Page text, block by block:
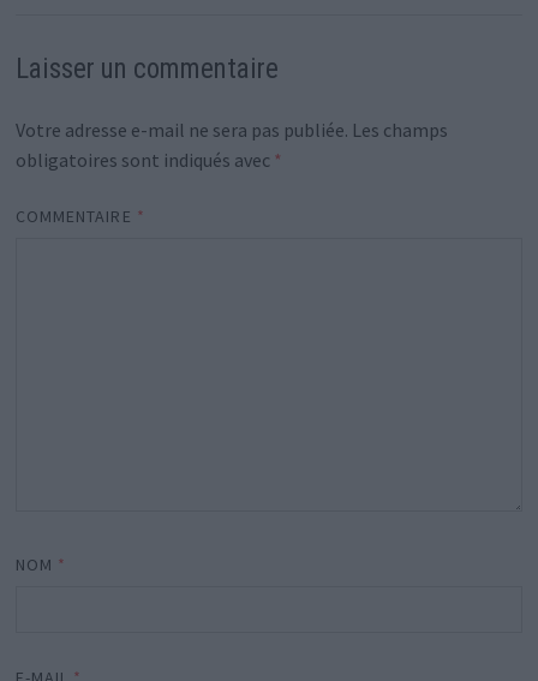
Laisser un commentaire
Votre adresse e-mail ne sera pas publiée. Les champs
obligatoires sont indiqués avec *
COMMENTAIRE *
NOM *